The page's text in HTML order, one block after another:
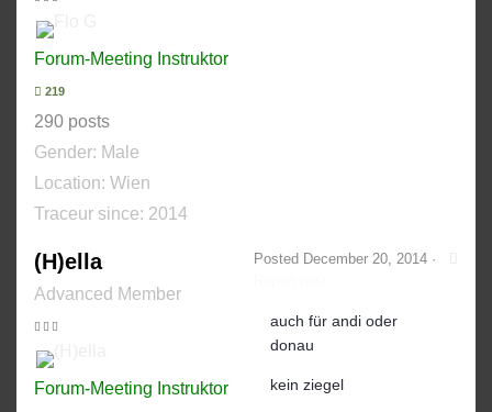
Forum-Meeting Instruktor
219
290 posts
Gender: Male
Location: Wien
Traceur since: 2014
(H)ella
Advanced Member
Forum-Meeting Instruktor
Posted December 20, 2014 ·
auch für andi oder
donau
kein ziegel